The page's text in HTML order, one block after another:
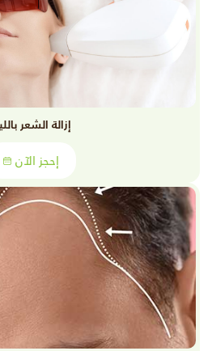
إزالة الشعر
إحجز الآن